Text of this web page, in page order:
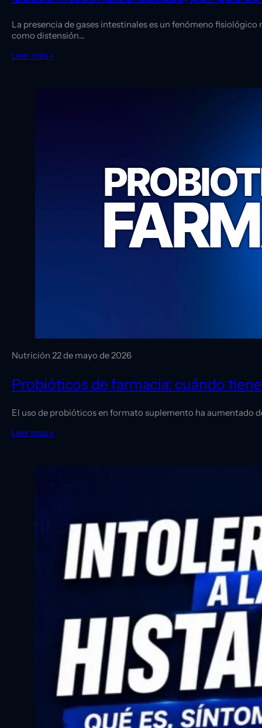
La presencia de gases intestinales es un fenómeno
como distensión…
Leer más »
Nutrición 22 de mayo de 2026
Probióticos de farmacia: cuándo
El uso de probióticos en formato suplemento ha aumentado
Leer más »